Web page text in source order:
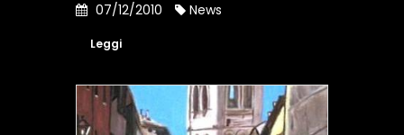
07/12/2010 News
Leggi